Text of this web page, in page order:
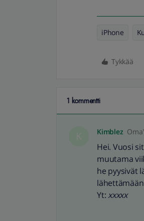
iPhone
Tykkää
1 kommentti
Kimblez
Hei. Vuosi
muutama
he pyysivät
Yt:xxxxx